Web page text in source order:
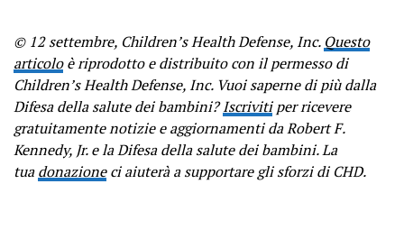
© 12 settembre, Children’s Health Defense, Inc. Questo
articoloè riprodotto e distribuito con il permesso di
Children’s Health Defense, Inc. Vuoi saperne di più dalla
Difesa della salute dei bambini?Iscrivitiper ricevere
gratuitamente notizie e aggiornamenti da Robert F.
Kennedy, Jr. e la Difesa della salute dei bambini. La
tuadonazioneci aiuterà a supportare gli sforzi di CHD.